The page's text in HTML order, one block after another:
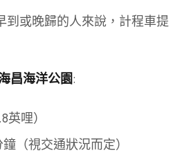
到或晚歸的人來說，計程車提
昌海洋公園:
哩）
（視交通狀況而定）